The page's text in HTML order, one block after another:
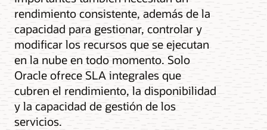
rendimiento consistente, además de la
capacidad para gestionar, controlar y
modificar los recursos que se ejecutan
en la nube en todo momento. Solo
Oracle ofrece SLA integrales que
cubren el rendimiento, la disponibilidad
y la capacidad de gestión de los
servicios.